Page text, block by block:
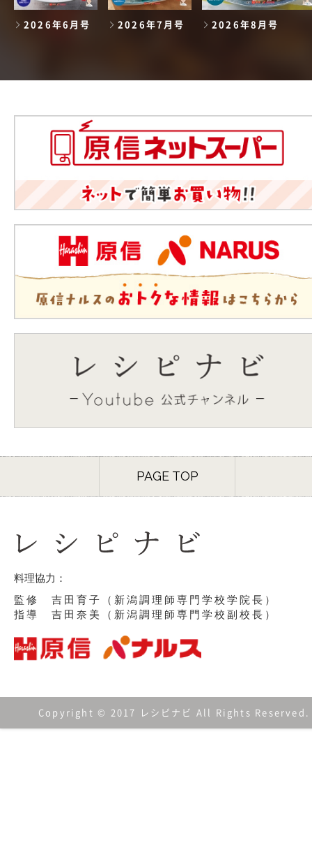
2026年6月号 2026年7月号 2026年8月号
PAGE TOP
料理協力：
監修 吉田育子（新潟調理師専門学校学院長）
指導 吉田奈美（新潟調理師専門学校副校長）
Copyright © 2017 レシピナビ All Rights Reserved.